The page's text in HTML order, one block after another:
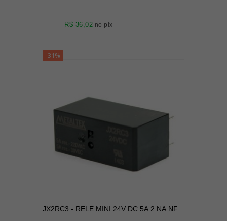
R$ 36,02 no pix
-31%
JX2RC3 - RELE MINI 24V DC 5A 2 NA NF